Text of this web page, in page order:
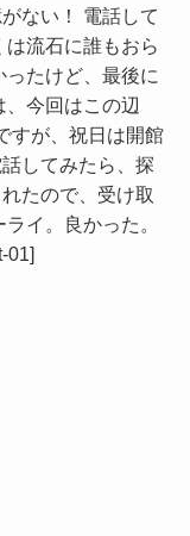
ない！ 電話して
流石に誰もおら
たけど、最後に
今回はこの辺
すが、祝日は開館
してみたら、探
たので、受け取
イ。良かった。
01]